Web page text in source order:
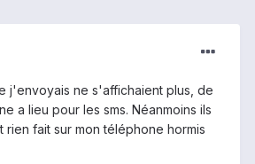
j'envoyais ne s'affichaient plus, de
a lieu pour les sms. Néanmoins ils
fait sur mon téléphone hormis